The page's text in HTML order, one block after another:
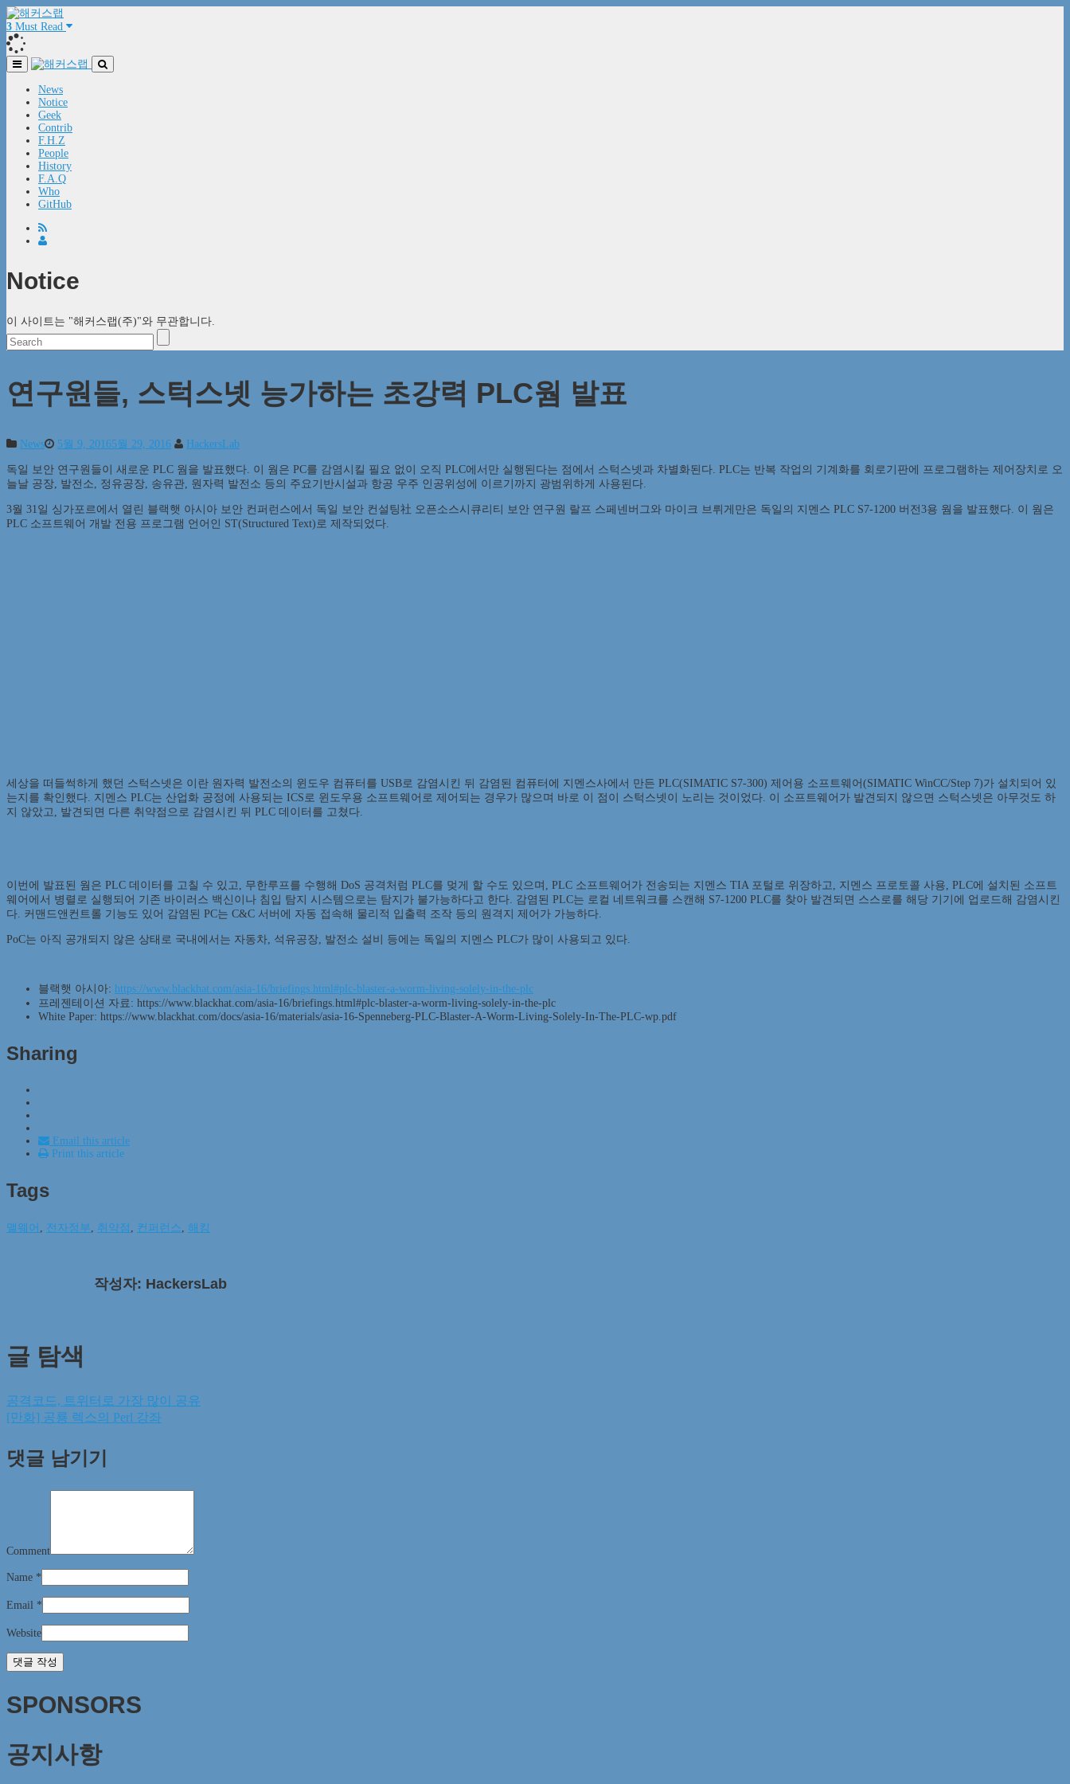
3 Must Read
News
Notice
Geek
Contrib
F.H.Z
People
History
F.A.Q
Who
GitHub
Notice
이 사이트는 "해커스랩(주)"와 무관합니다.
연구원들, 스턱스넷 능가하는 초강력 PLC웜 발표
News 5월 9, 20165월 29, 2016 HackersLab
독일 보안 연구원들이 새로운 PLC 웜을 발표했다. 이 웜은 PC를 감염시킬 필요 없이 오직 PLC에서만 실행된다는 점에서 스턱스넷과 차별화된다. PLC는 반복 작업의 기계화를 회로기판에 프로그램하는 제어장치로 오
늘날 공장, 발전소, 정유공장, 송유관, 원자력 발전소 등의 주요기반시설과 항공 우주 인공위성에 이르기까지 광범위하게 사용된다.
3월 31일 싱가포르에서 열린 블랙햇 아시아 보안 컨퍼런스에서 독일 보안 컨설팅社 오픈소스시큐리티 보안 연구원 랄프 스페넨버그와 마이크 브뤼게만은 독일의 지멘스 PLC S7-1200 버전3용 웜을 발표했다. 이 웜은
PLC 소프트웨어 개발 전용 프로그램 언어인 ST(Structured Text)로 제작되었다.
세상을 떠들썩하게 했던 스턱스넷은 이란 원자력 발전소의 윈도우 컴퓨터를 USB로 감염시킨 뒤 감염된 컴퓨터에 지멘스사에서 만든 PLC(SIMATIC S7-300) 제어용 소프트웨어(SIMATIC WinCC/Step 7)가 설치되어 있
는지를 확인했다. 지멘스 PLC는 산업화 공정에 사용되는 ICS로 윈도우용 소프트웨어로 제어되는 경우가 많으며 바로 이 점이 스턱스넷이 노리는 것이었다. 이 소프트웨어가 발견되지 않으면 스턱스넷은 아무것도 하
지 않았고, 발견되면 다른 취약점으로 감염시킨 뒤 PLC 데이터를 고쳤다.
이번에 발표된 웜은 PLC 데이터를 고칠 수 있고, 무한루프를 수행해 DoS 공격처럼 PLC를 멎게 할 수도 있으며, PLC 소프트웨어가 전송되는 지멘스 TIA 포털로 위장하고, 지멘스 프로토콜 사용, PLC에 설치된 소프트
웨어에서 병렬로 실행되어 기존 바이러스 백신이나 침입 탐지 시스템으로는 탐지가 불가능하다고 한다. 감염된 PLC는 로컬 네트워크를 스캔해 S7-1200 PLC를 찾아 발견되면 스스로를 해당 기기에 업로드해 감염시킨
다. 커맨드앤컨트롤 기능도 있어 감염된 PC는 C&C 서버에 자동 접속해 물리적 입출력 조작 등의 원격지 제어가 가능하다.
PoC는 아직 공개되지 않은 상태로 국내에서는 자동차, 석유공장, 발전소 설비 등에는 독일의 지멘스 PLC가 많이 사용되고 있다.
블랙햇 아시아: https://www.blackhat.com/asia-16/briefings.html#plc-blaster-a-worm-living-solely-in-the-plc
프레젠테이션 자료: https://www.blackhat.com/asia-16/briefings.html#plc-blaster-a-worm-living-solely-in-the-plc
White Paper: https://www.blackhat.com/docs/asia-16/materials/asia-16-Spenneberg-PLC-Blaster-A-Worm-Living-Solely-In-The-PLC-wp.pdf
Sharing
Email this article
Print this article
Tags
맬웨어 전자정부 취약점 컨퍼런스 해킹
작성자: HackersLab
글 탐색
공격코드, 트위터로 가장 많이 공유
[만화] 공룡 렉스의 Perl 강좌
댓글 남기기
Comment
Name *
Email *
Website
SPONSORS
공지사항